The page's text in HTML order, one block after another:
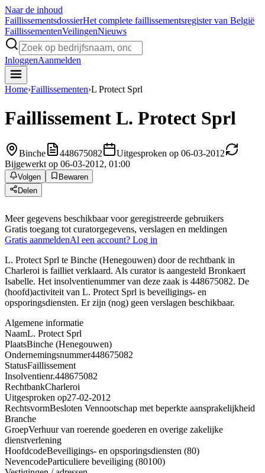
Naar de inhoud
FaillissementsdossierHet complete faillissementsregister van België
FaillissementenVeilingenNieuws
InloggenAanmelden
Home›Faillissementen›L Protect Sprl
Faillissement L. Protect Sprl
Binche 448675082
Uitgesproken op 06-03-2012
Bijgewerkt op 06-03-2012, 01:00
Volgen
Bewaren
Delen
Meer gegevens beschikbaar voor geregistreerde gebruikers
Gratis toegang tot curatorgegevens, verslagen en meldingen
Gratis aanmeldenAl een account? Log in
L. Protect Sprl te Binche (Henegouwen) door de rechtbank in
Charleroi is failliet verklaard. Als curator is aangesteld Bronkaert
Isabelle. Het insolventienummer van deze zaak is 448675082. De
(hoofd)activiteit van L. Protect Sprl is beveiligings- en
opsporingsdiensten. Er zijn (nog) geen verslagen beschikbaar.
Algemene informatie
NaamL. Protect Sprl
PlaatsBinche (Henegouwen)
Ondernemingsnummer448675082
StatusFaillissement
Insolventienr.448675082
RechtbankCharleroi
Uitgesproken op27-02-2012
RechtsvormBesloten Vennootschap met beperkte aansprakelijkheid
Branche
GroepVerhuur van roerende goederen en overige zakelijke
dienstverlening
HoofdcodeBeveiligings- en opsporingsdiensten (80)
NevencodeParticuliere beveiliging (80100)